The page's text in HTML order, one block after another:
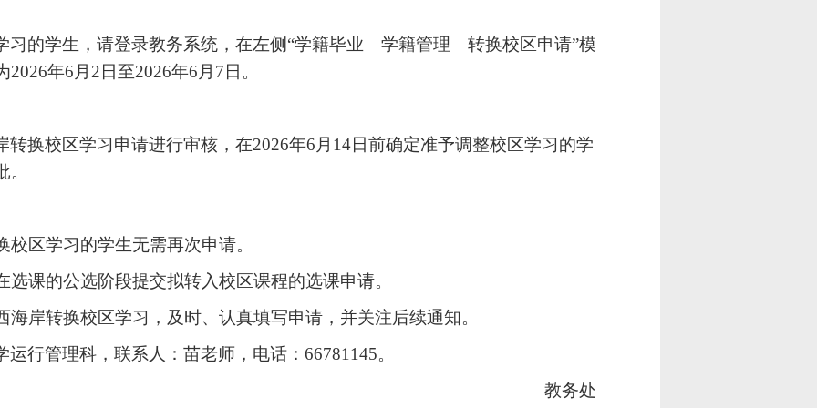
习的学生，请登录教务系统，在左侧 “学籍毕业—学籍管理—转换校区申请”模
2026年6 月 2 日至2026年6 月 7 日。
转换校区学习申请进行审核， 在2026年6 月 14日前确定准予调整校区学习的学
。
校区学习的学生无需再次申请。
选课的公选阶段提交拟转入校区课程的选课申请。
海岸转换校区学习， 及时、认真填写申请，并关注后续通知。
运行管理科，联系人：苗老师，电话： 66781145。
教务处